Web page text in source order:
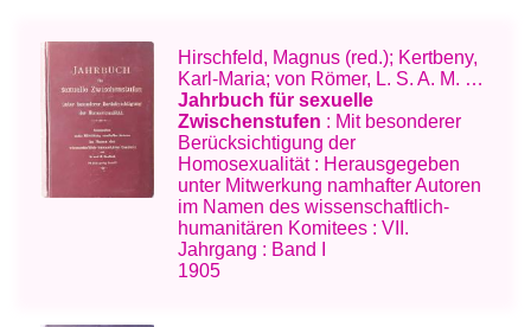
Hirschfeld, Magnus (red.); Kertbeny,
Karl-Maria; von Römer, L. S. A. M. …
Jahrbuch für sexuelle
Zwischenstufen : Mit besonderer
Berücksichtigung der
Homosexualität : Herausgegeben
unter Mitwerkung namhafter Autoren
im Namen des wissenschaftlich-
humanitären Komitees : VII.
Jahrgang : Band I
1905